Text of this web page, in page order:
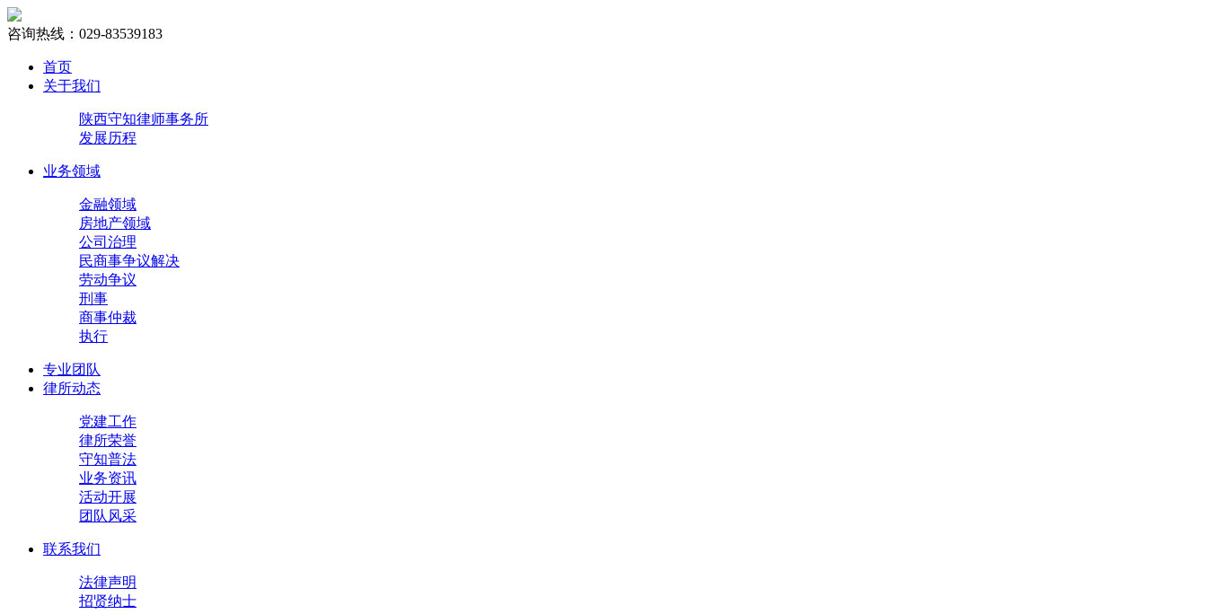
咨询热线：029-83539183
首页
关于我们
陕西守知律师事务所
发展历程
业务领域
金融领域
房地产领域
公司治理
民商事争议解决
劳动争议
刑事
商事仲裁
执行
专业团队
律所动态
党建工作
律所荣誉
守知普法
业务资讯
活动开展
团队风采
联系我们
法律声明
招贤纳士